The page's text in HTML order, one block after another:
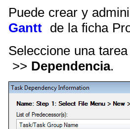
Puede crear y
Gantt de la ficha
Seleccione una
>> Dependencia.